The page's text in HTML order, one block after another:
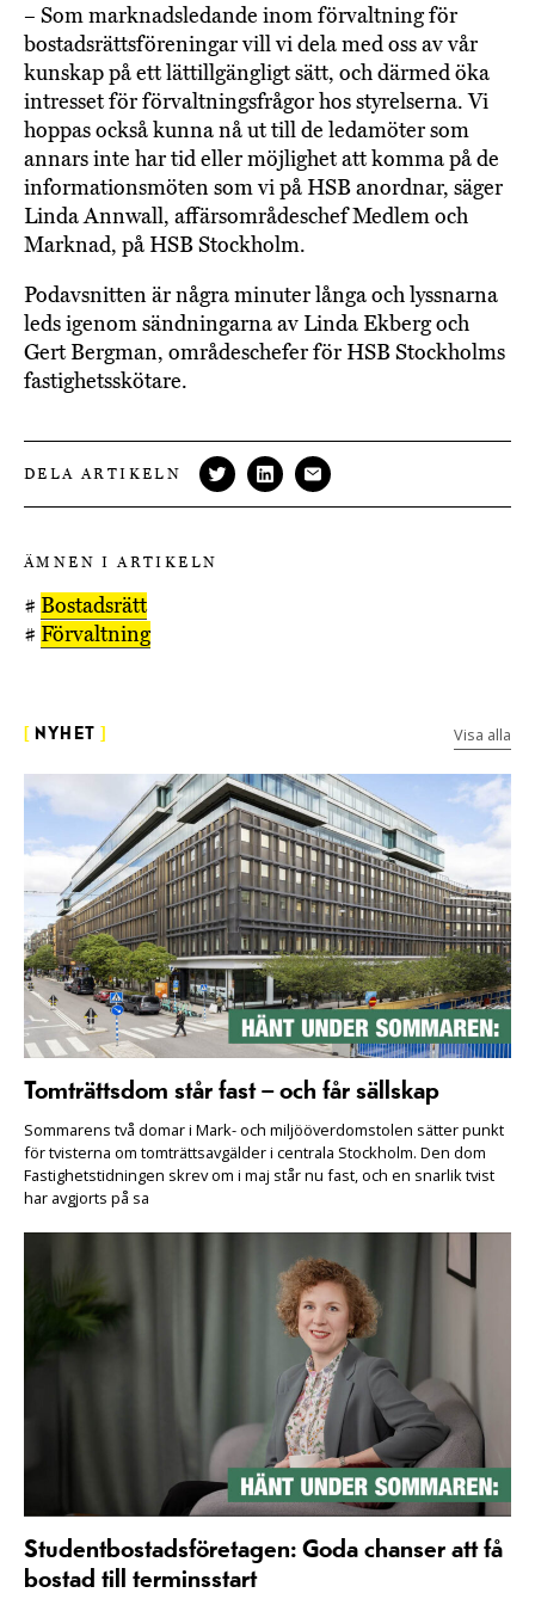
– Som marknadsledande inom förvaltning för
bostadsrättsföreningar vill vi dela med oss av vår
kunskap på ett lättillgängligt sätt, och därmed öka
intresset för förvaltningsfrågor hos styrelserna. Vi
hoppas också kunna nå ut till de ledamöter som
annars inte har tid eller möjlighet att komma på de
informationsmöten som vi på HSB anordnar, säger
Linda Annwall, affärsområdeschef Medlem och
Marknad, på HSB Stockholm.
Podavsnitten är några minuter långa och lyssnarna
leds igenom sändningarna av Linda Ekberg och
Gert Bergman, områdeschefer för HSB Stockholms
fastighetsskötare.
DELA ARTIKELN
ÄMNEN I ARTIKELN
# Bostadsrätt
# Förvaltning
NYHET Visa alla
Tomträttsdom står fast – och får sällskap
Sommarens två domar i Mark- och miljööverdomstolen sätter punkt
för tvisterna om tomträttsavgälder i centrala Stockholm. Den dom
Fastighetstidningen skrev om i maj står nu fast, och en snarlik tvist
har avgjorts på sa
Studentbostadsföretagen: Goda chanser att få
bostad till terminsstart